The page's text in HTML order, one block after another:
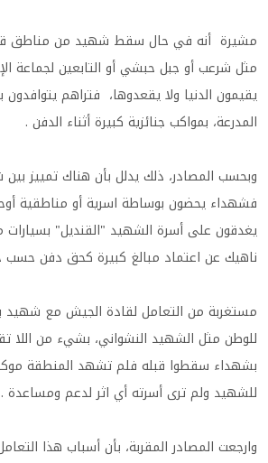
مشيرة أنه في حال سقط شهيد من مناطق
مثل شرعب أو جبل حبشي أو التابعين لجماعة
يقيمون الدنيا ولا يقعدوها، فتراهم يتوافدون
المدرعة، بمواكب جنائزية كبيرة أثناء الدفن .
وبحسب المصادر، ذلك يدلل بأن هناك تمييز
فشهداء يحضون بوساطة اسرية أو مناطقية
يغدقون على أسرة الشهيد "القنديل" بسيارات
ناهيك عن اعتماد مبالغ كبيرة كحق دفن
مستغربة من التعامل لقادة الجيش مع شهيد
للوطن مثل الشهيد النشواني، بشيء من اللا
بشهداء سقطوا قبله فلم تشهد المنطقة
للشهيد ولم ترى أسرته أي اثر لدعم ومساعدة .
وارجعت المصادر المقربة، بأن أسباب هذا